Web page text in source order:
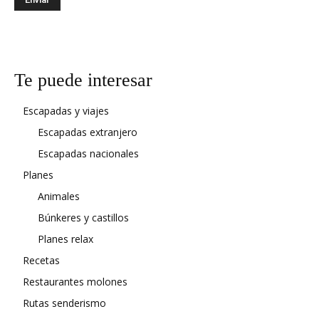
Te puede interesar
Escapadas y viajes
Escapadas extranjero
Escapadas nacionales
Planes
Animales
Búnkeres y castillos
Planes relax
Recetas
Restaurantes molones
Rutas senderismo